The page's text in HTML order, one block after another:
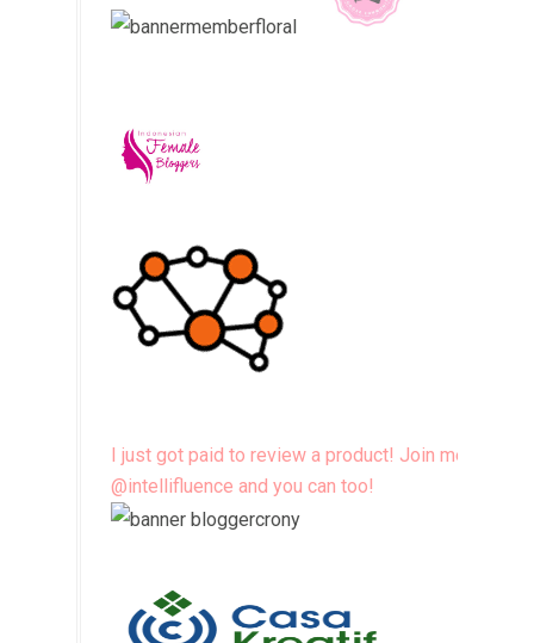
I just got paid to review a product! Join me
@intellifluence and you can too!